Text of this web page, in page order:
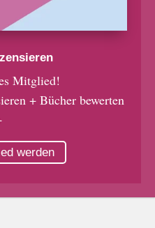
Mitglied!
+ Bücher bewerten
werden